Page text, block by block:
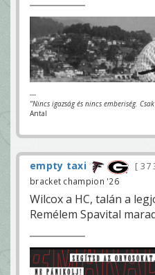
---
"Nincs igazság és nincs emberiség.
Antal
empty taxi 37
bracket champion '26
Wilcox a HC, talán a
Remélem Spavital